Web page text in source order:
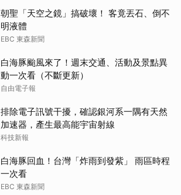
朝聖「天空之鏡」搞破壞！ 客竟丟石、倒不
明液體
EBC 東森新聞
白海豚颱風來了！週末交通、活動及景點異
動一次看（不斷更新）
自由電子報
排除電子訊號干擾，確認銀河系一隅有天然
加速器，產生最高能宇宙射線
科技新報
白海豚回血！台灣「炸雨到發紫」 雨區時程
一次看
EBC 東森新聞